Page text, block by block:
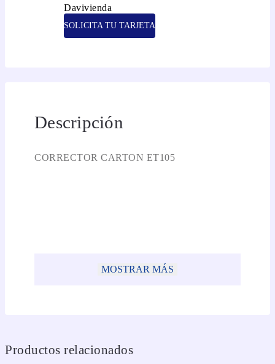
SOLICITA TU TARJETA
Descripción
CORRECTOR CARTON ET105
MOSTRAR MÁS
Productos relacionados